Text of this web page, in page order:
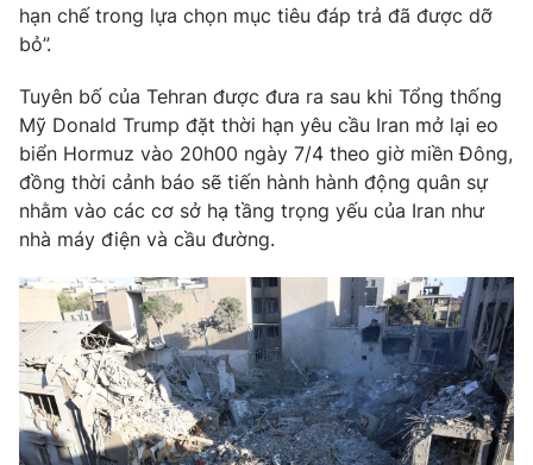
Thị trường 24h Tấm lòng Việt
VTV4 Vươn mình bằng AI
VTV9 VTV8
Liên hệ tòa soạn English
THỜI BÁO VTV
hạn chế trong lựa chọn mục tiêu đáp trả đã được dỡ
bỏ”.
Tuyên bố của Tehran được đưa ra sau khi Tổng thống
Mỹ Donald Trump đặt thời hạn yêu cầu Iran mở lại eo
biển Hormuz vào 20h00 ngày 7/4 theo giờ miền Đông,
đồng thời cảnh báo sẽ tiến hành hành động quân sự
nhằm vào các cơ sở hạ tầng trọng yếu của Iran như
nhà máy điện và cầu đường.